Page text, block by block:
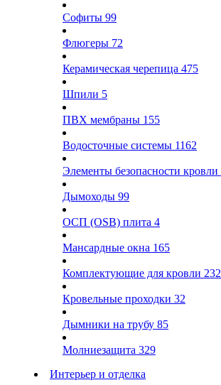
Софиты 99
Флюгеры 72
Керамическая черепица 475
Шпили 5
ПВХ мембраны 155
Водосточные системы 1162
Элементы безопасности кровли
Дымоходы 99
ОСП (OSB) плита 4
Мансардные окна 165
Комплектующие для кровли 232
Кровельные проходки 32
Дымники на трубу 85
Молниезащита 329
Интерьер и отделка